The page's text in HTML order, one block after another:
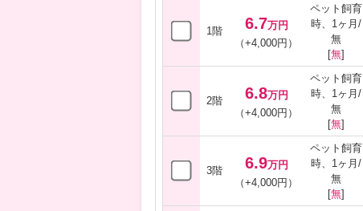
1階 6.7万円
（+4,000円）
ペット飼育
時、1ヶ月/
無
[無]
2階 6.8万円
（+4,000円）
ペット飼育
時、1ヶ月/
無
[無]
3階 6.9万円
（+4,000円）
ペット飼育
時、1ヶ月/
無
[無]